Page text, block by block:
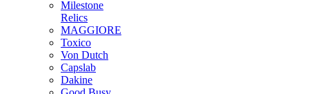
Milestone
Relics
MAGGIORE
Toxico
Von Dutch
Capslab
Dakine